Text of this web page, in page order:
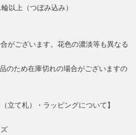
以上（つぼみ込み）
がございます。花色の濃淡等も異なる
のため在庫切れの場合がございますの
立て札）・ラッピングについて】